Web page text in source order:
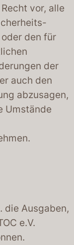
vor, alle
den für
der
auch den
abzusagen,
Umstände
die Ausgaben,
e.V.